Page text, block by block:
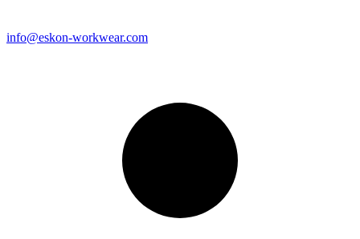
info@eskon-workwear.com